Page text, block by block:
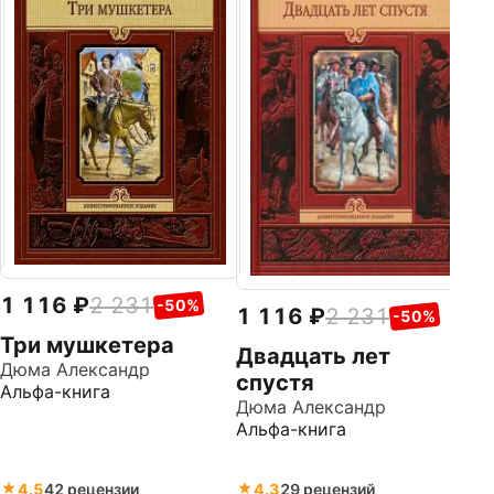
1 116 2 231 -50%
Три мушкетера
Дюма Александр
Альфа-книга
4.542 рецензии
1 116 2 231 -50%
Двадцать лет
спустя
Дюма Александр
Альфа-книга
4.329 рецензий